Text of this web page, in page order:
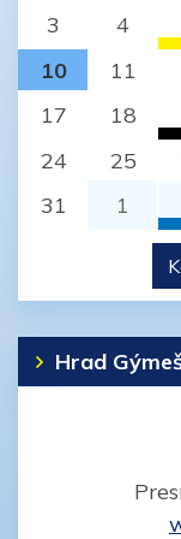
3
4
10
11
17
18
24
25
31
1
Hrad